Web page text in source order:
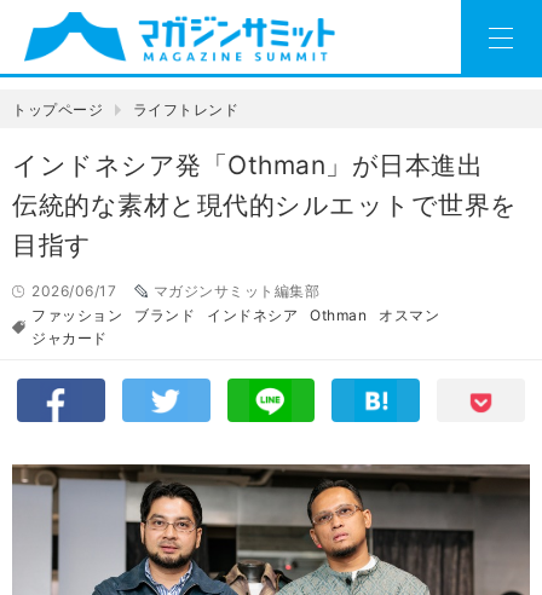
トップページ ライフトレンド
インドネシア発「Othman」が日本進出
伝統的な素材と現代的シルエットで世界を
目指す
2026/06/17
マガジンサミット編集部
ファッション
ブランド インドネシア Othman
オスマン
ジャカード